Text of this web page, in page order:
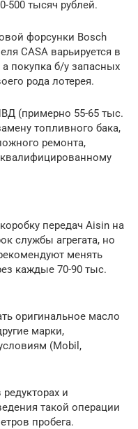
500 тысяч рублей.
форсунки Bosch
CASA варьируется в
а покупка б/у запасных
рода лотерея.
(примерно 55-65 тыс.
топливного бака,
ремонта,
передач Aisin на
службы агрегата, но
менять
каждые 70-90 тыс.
оригинальное масло
марки,
(Mobil,
и
такой операции
пробега.